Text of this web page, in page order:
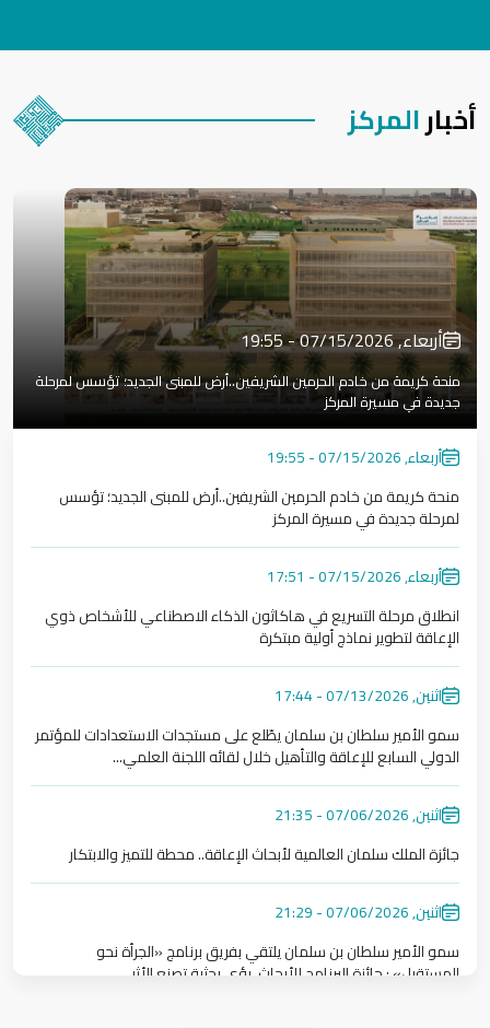
أخبارالمركز
أربعاء, 07/15/2026 - 19:55
منحة كريمة من خادم الحرمين الشريفين..أرض للمبنى الجديد؛ تؤسس لمرحلة
جديدة في مسيرة المركز
أربعاء, 07/15/2026 - 19:55
منحة كريمة من خادم الحرمين الشريفين..أرض للمبنى الجديد؛ تؤسس
لمرحلة جديدة في مسيرة المركز
منحة كريمة من خادم الحرمين الشريفين..أرض للمبنى الجديد؛
أربعاء, 07/15/2026 - 17:51
انطلاق مرحلة التسريع في هاكاثون الذكاء الاصطناعي للأشخاص ذوي
الإعاقة لتطوير نماذج أولية مبتكرة
انطلاق مرحلة التسريع في هاكاثون الذكاء الاصطناعي للأشخاص
اثنين, 07/13/2026 - 17:44
سمو الأمير سلطان بن سلمان يطّلع على مستجدات الاستعدادات للمؤتمر
الدولي السابع للإعاقة والتأهيل خلال لقائه اللجنة العلمي...
سمو الأمير سلطان بن سلمان يطّلع على مستجدات الاستعدادات
اثنين, 07/06/2026 - 21:35
جائزة الملك سلمان العالمية لأبحاث الإعاقة.. محطة للتميز والابتكار
جائزة الملك سلمان العالمية لأبحاث الإعاقة.. محطة للتميز والابتكار
اثنين, 07/06/2026 - 21:29
سمو الأمير سلطان بن سلمان يلتقي بفريق برنامج «الجرأة نحو
المستقبل» : جائزة البرنامج للأبحاث، رؤى بحثية تصنع الأثر.